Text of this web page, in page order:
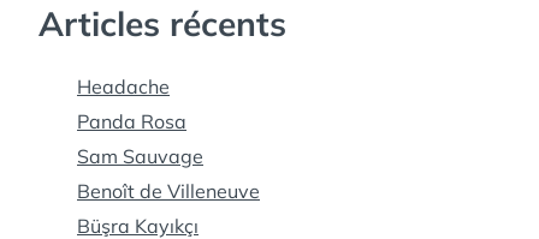
Articles récents
Headache
Panda Rosa
Sam Sauvage
Benoît de Villeneuve
Büşra Kayıkçı